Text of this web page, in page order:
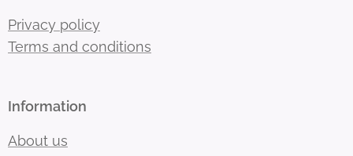
Privacy policy
Terms and conditions
Information
About us